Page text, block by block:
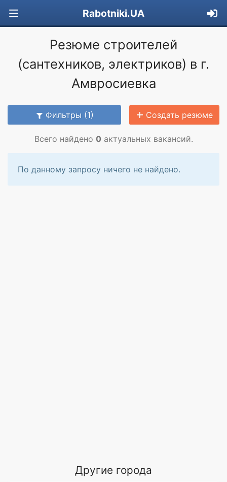
Rabotniki.UA
Резюме строителей
(сантехников, электриков) в г.
Амвросиевка
Фильтры (1) Создать резюме
Всего найдено 0 актуальных вакансий.
По данному запросу ничего не найдено.
Другие города